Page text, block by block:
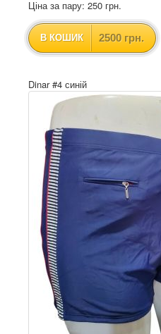
Ціна за пару: 250 грн.
В КОШИК 2500 грн.
Dinar #4 синій